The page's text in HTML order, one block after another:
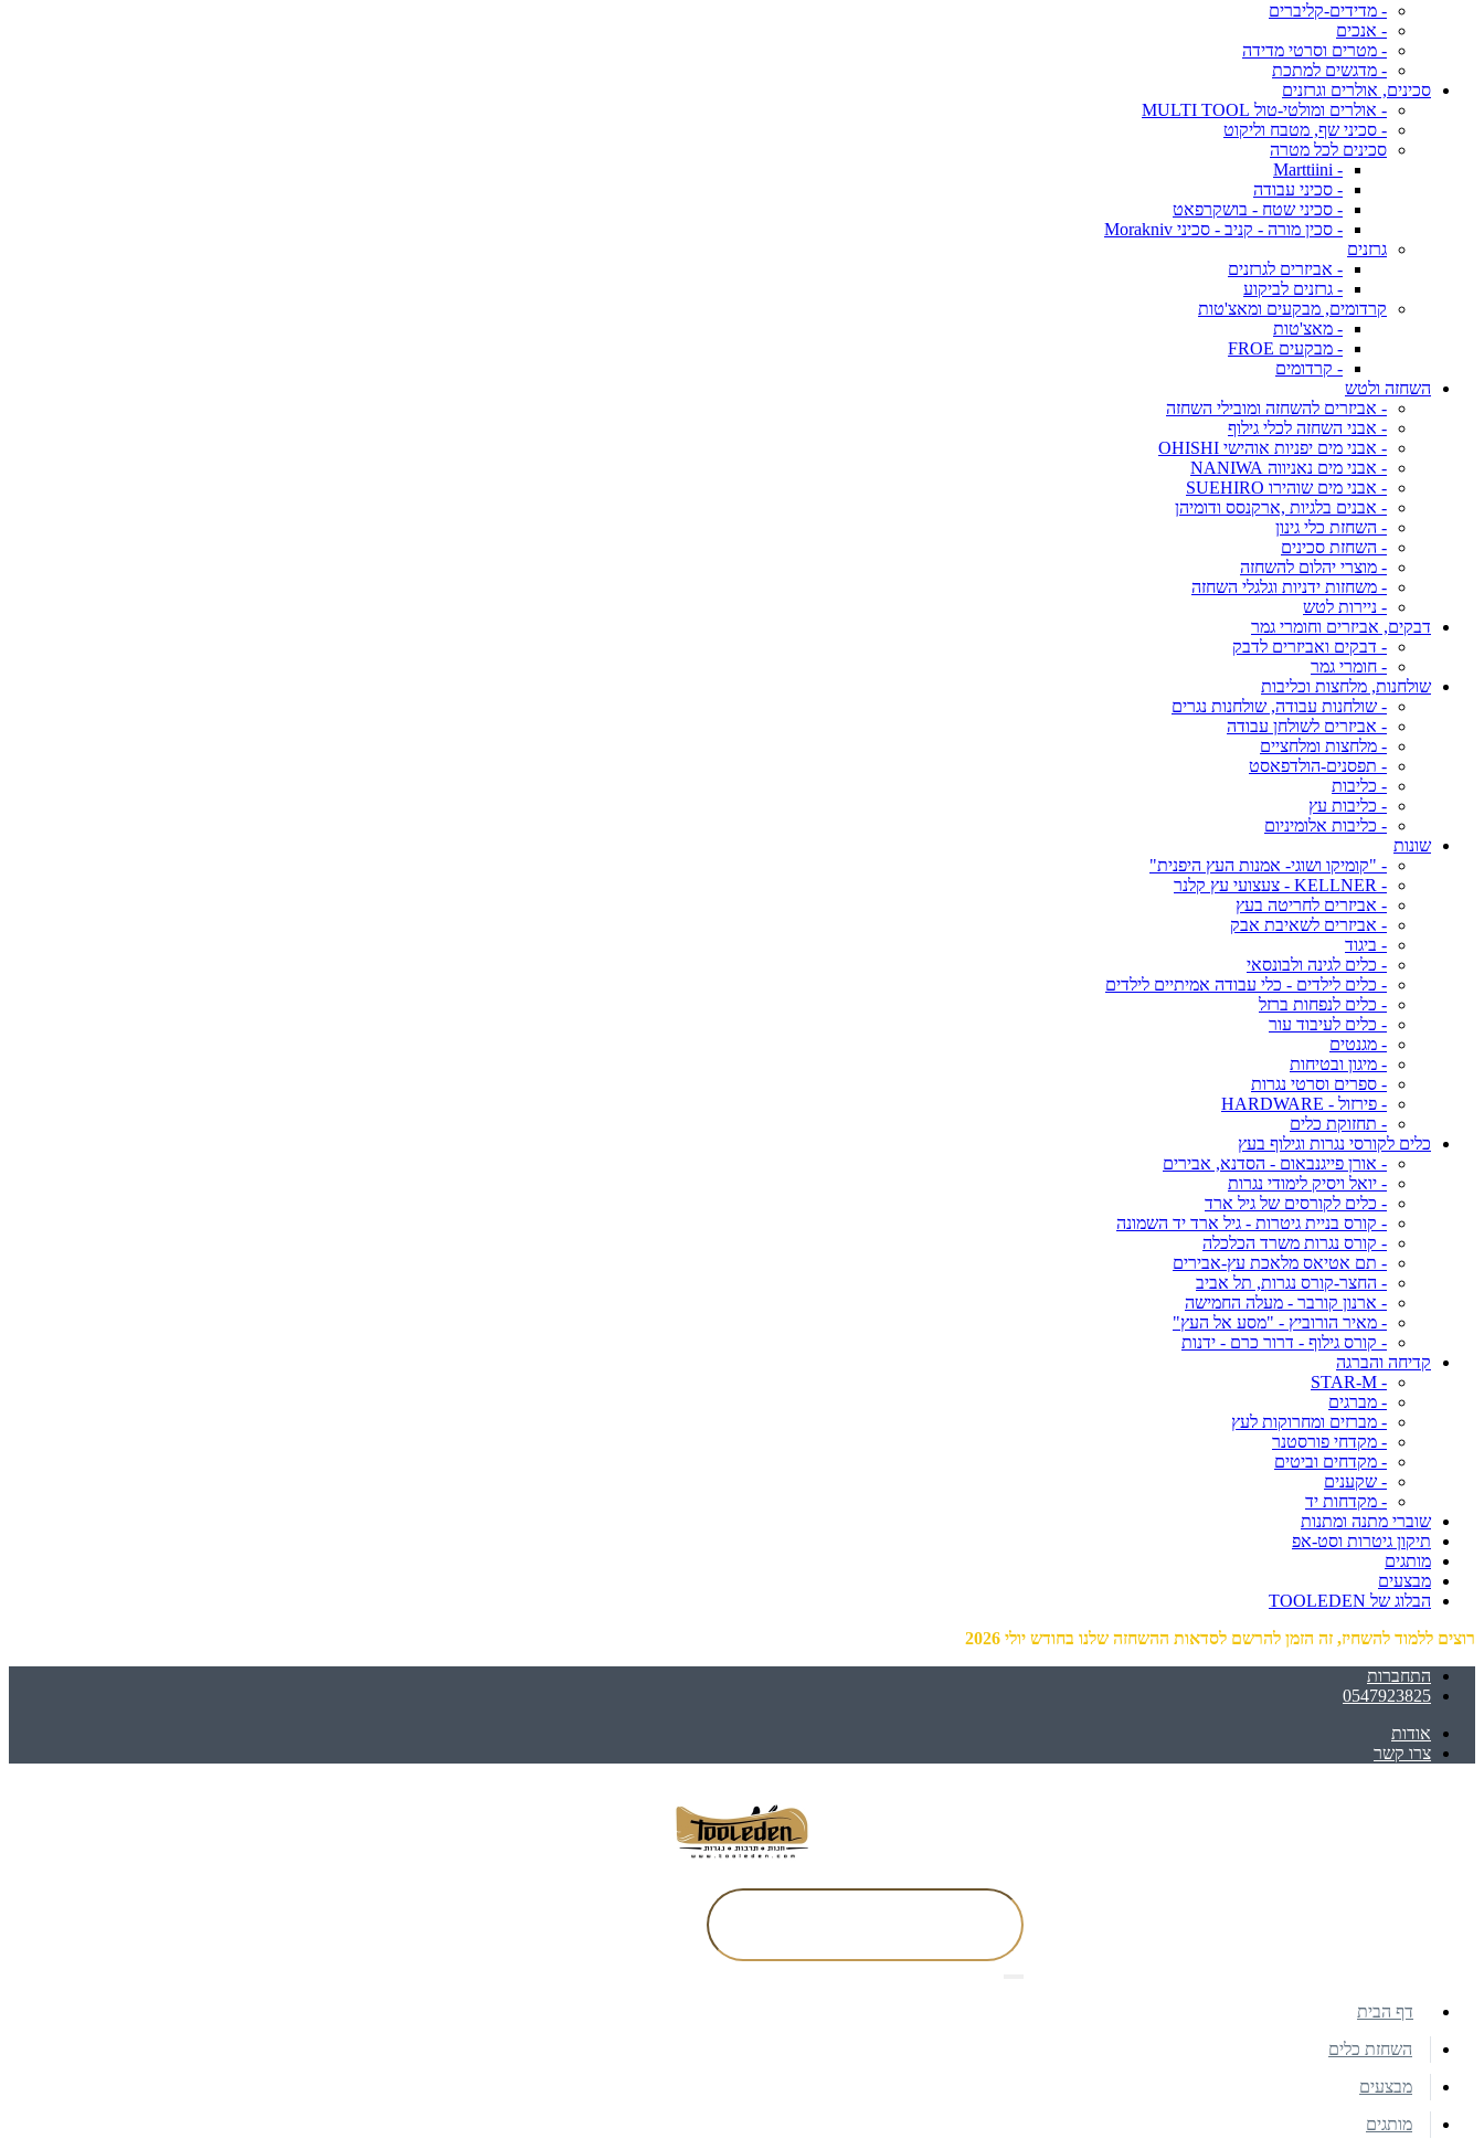
- מדידים-קליברים
- אנכים
- מטרים וסרטי מדידה
- מדגשים למתכת
סכינים, אולרים וגרזנים
- אולרים ומולטי-טול MULTI TOOL
- סכיני שף, מטבח וליקוט
סכינים לכל מטרה
- Marttiini
- סכיני עבודה
- סכיני שטח - בושקרפאט
- סכין מורה - קניב - סכיני Morakniv
גרזנים
- אביזרים לגרזנים
- גרזנים לביקוע
קרדומים, מבקעים ומאצ'טות
- מאצ'טות
- מבקעים FROE
- קרדומים
השחזה ולטש
- אביזרים להשחזה ומובילי השחזה
- אבני השחזה לכלי גילוף
- אבני מים יפניות אוהישי OHISHI
- אבני מים נאניווה NANIWA
- אבני מים שוהירו SUEHIRO
- אבנים בלגיות ,ארקנסס ודומיהן
- השחזת כלי גינון
- השחזת סכינים
- מוצרי יהלום להשחזה
- משחזות ידניות וגלגלי השחזה
- ניירות לטש
דבקים, אביזרים וחומרי גמר
- דבקים ואביזרים לדבק
- חומרי גמר
שולחנות, מלחצות וכליבות
- שולחנות עבודה, שולחנות נגרים
- אביזרים לשולחן עבודה
- מלחצות ומלחציים
- תפסנים-הולדפאסט
- כליבות
- כליבות עץ
- כליבות אלומיניום
שונות
- "קומיקו ושוגי- אמנות העץ היפנית"
- KELLNER - צעצועי עץ קלנר
- אביזרים לחריטה בעץ
- אביזרים לשאיבת אבק
- ביגוד
- כלים לגינה ולבונסאי
- כלים לילדים - כלי עבודה אמיתיים לילדים
- כלים לנפחות ברזל
- כלים לעיבוד עור
- מגנטים
- מיגון ובטיחות
- ספרים וסרטי נגרות
- פירזול - HARDWARE
- תחזוקת כלים
כלים לקורסי נגרות וגילוף בעץ
- אורן פייגנבאום - הסדנא, אבירים
- יואל ויסיק לימודי נגרות
- כלים לקורסים של גיל ארד
- קורס בניית גיטרות - גיל ארד יד השמונה
- קורס נגרות משרד הכלכלה
- תם אטיאס מלאכת עץ-אבירים
- החצר-קורס נגרות, תל אביב
- ארנון קורבר - מעלה החמישה
- מאיר הורוביץ - "מסע אל העץ"
- קורס גילוף - דרור כרם - ידנות
קדיחה והברגה
- STAR-M
- מברגים
- מברזים ומחרוקות לעץ
- מקדחי פורסטנר
- מקדחים וביטים
- שקענים
- מקדחות יד
שוברי מתנה ומתנות
תיקון גיטרות וסט-אפ
מותגים
מבצעים
הבלוג של TOOLEDEN
רוצים ללמוד להשחיז, זה הזמן להרשם לסדאות ההשחזה שלנו בחודש יולי 2026
התחברות
0547923825
אודות
צרו קשר
דף הבית
השחזת כלים
מבצעים
מותגים